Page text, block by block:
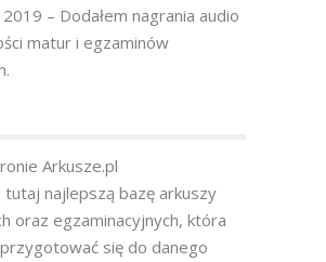
– Dodałem nagrania audio
matur i egzaminów
Arkusze.pl
tutaj najlepszą bazę arkuszy
oraz egzaminacyjnych, która
się do danego